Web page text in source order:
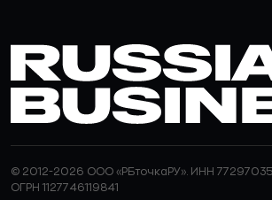
© 2012-2026 ООО «РБточкаРУ». ИНН
ОГРН 1127746119841